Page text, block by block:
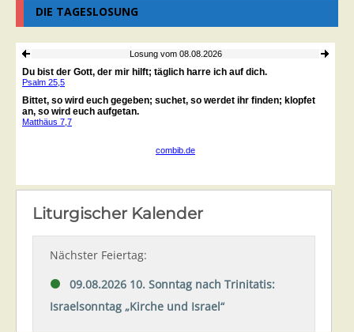
DIE TAGESLOSUNG